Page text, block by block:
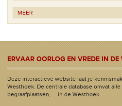
MEER
ERVAAR OORLOG EN VREDE IN DE
Deze interactieve website laat je
Westhoek. De centrale database omvat
begraafplaatsen, ... in de Westhoek.